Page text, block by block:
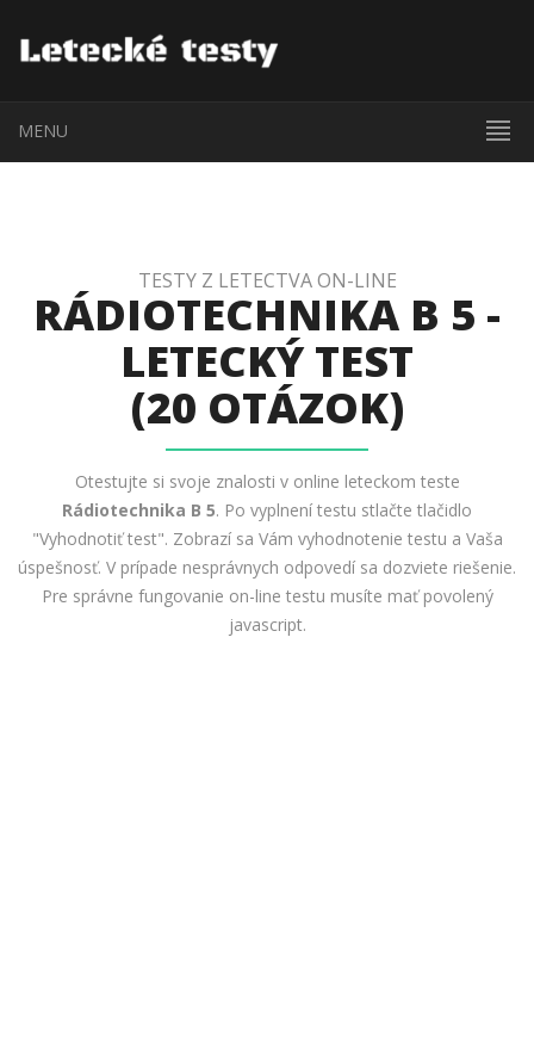
MENU
TESTY Z LETECTVA ON-LINE
RÁDIOTECHNIKA B 5 -
LETECKÝ TEST
(20 OTÁZOK)
Otestujte si svoje znalosti v online leteckom teste
Rádiotechnika B 5. Po vyplnení testu stlačte tlačidlo
"Vyhodnotiť test". Zobrazí sa Vám vyhodnotenie testu a Vaša
úspešnosť. V prípade nesprávnych odpovedí sa dozviete riešenie.
Pre správne fungovanie on-line testu musíte mať povolený
javascript.